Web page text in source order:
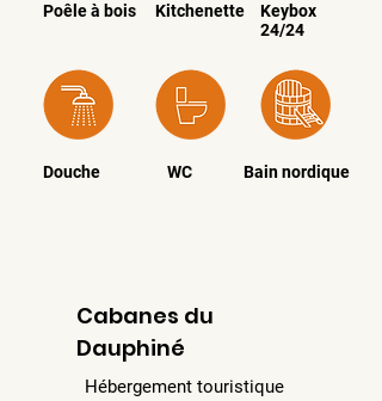
Poêle à bois Kitchenette
Keybox
24/24
Douche WC Bain nordique
Cabanes du
Dauphiné
Hébergement touristique